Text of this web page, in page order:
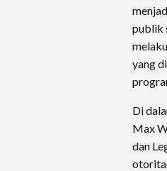
publik
yang
​Di
Max
dan